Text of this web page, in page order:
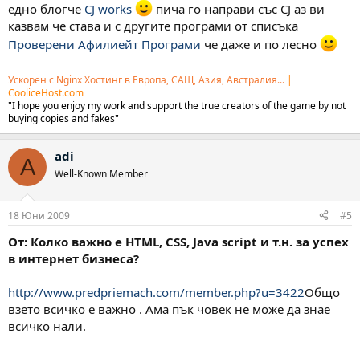
едно блогче CJ works
пича го направи със CJ аз ви
казвам че става и с другите програми от списъка
Проверени Афилиейт Програми че даже и по лесно
Ускорен с Nginx Хостинг в Европа, САЩ, Азия, Австралия... |
CooliceHost.com
"I hope you enjoy my work and support the true creators of the game by not
buying copies and fakes"
A adi
Well-Known Member
18 Юни 2009 #5
От: Колко важно е HTML, CSS, Java script и т.н. за успех
в интернет бизнеса?
http://www.predpriemach.com/member.php?u=3422Общо
взето всичко е важно . Ама пък човек не може да знае
всичко нали.